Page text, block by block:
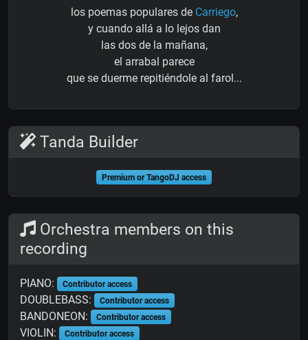
los poemas populares de Carriego,
y cuando allá a lo lejos dan
las dos de la mañana,
el arrabal parece
que se duerme repitiéndole al farol...
Tanda Builder
Premium or TangoDJ access
Orchestra members on this
recording
PIANO: Contributor access
DOUBLEBASS: Contributor access
BANDONEON: Contributor access
VIOLIN: Contributor access